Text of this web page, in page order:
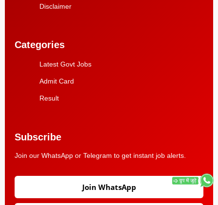
Disclaimer
Categories
Latest Govt Jobs
Admit Card
Result
Subscribe
Join our WhatsApp or Telegram to get instant job alerts.
Join WhatsApp